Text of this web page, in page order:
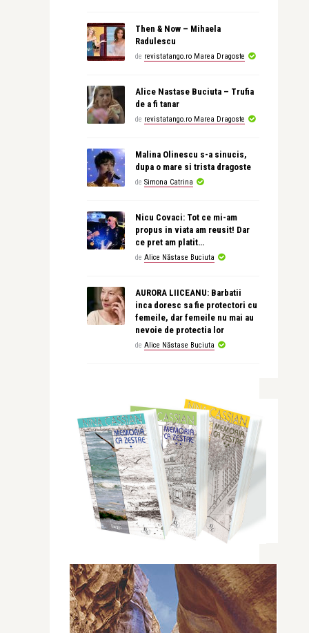
Then & Now – Mihaela
Radulescu
de revistatango.ro Marea Dragoste
Alice Nastase Buciuta – Trufia
de a fi tanar
de revistatango.ro Marea Dragoste
Malina Olinescu s-a sinucis,
dupa o mare si trista dragoste
de Simona Catrina
Nicu Covaci: Tot ce mi-am
propus in viata am reusit! Dar
ce pret am platit…
de Alice Năstase Buciuta
AURORA LIICEANU: Barbatii
inca doresc sa fie protectori cu
femeile, dar femeile nu mai au
nevoie de protectia lor
de Alice Năstase Buciuta